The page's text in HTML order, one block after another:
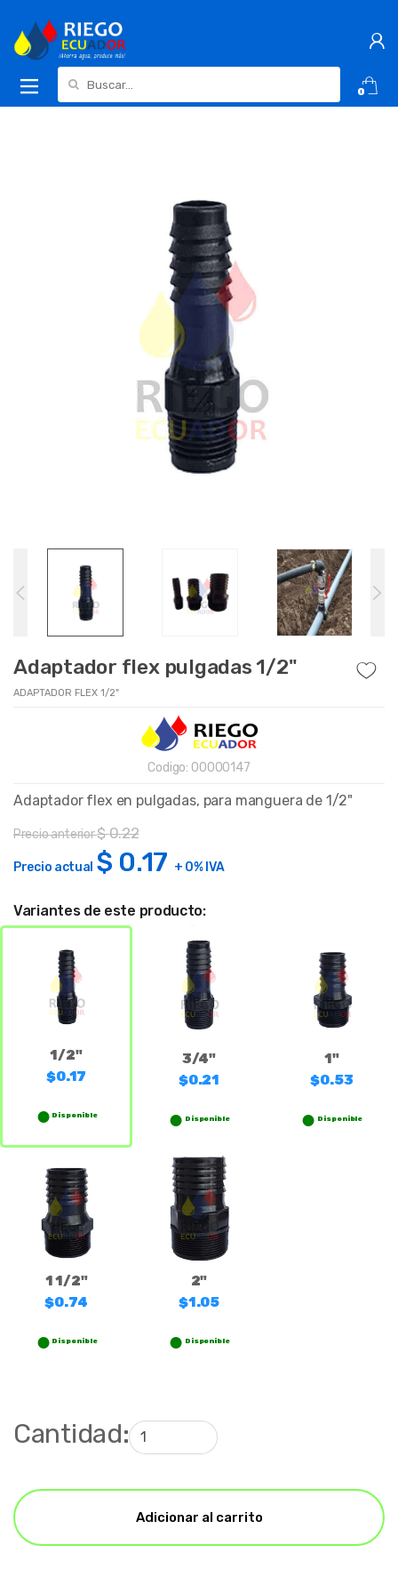
Buscar:
0
Adaptador flex pulgadas 1/2"
ADAPTADOR FLEX 1/2"
Codigo: 00000147
Adaptador flex en pulgadas, para manguera de 1/2"
Precio anterior$0.22
Precio actual $ 0.17 + 0% IVA
Variantes de este producto:
1/2"
$0.17
Disponible
3/4"
$0.21
Disponible
1"
$0.53
Disponible
1 1/2"
$0.74
Disponible
2"
$1.05
Disponible
Cantidad:
Adicionar al carrito